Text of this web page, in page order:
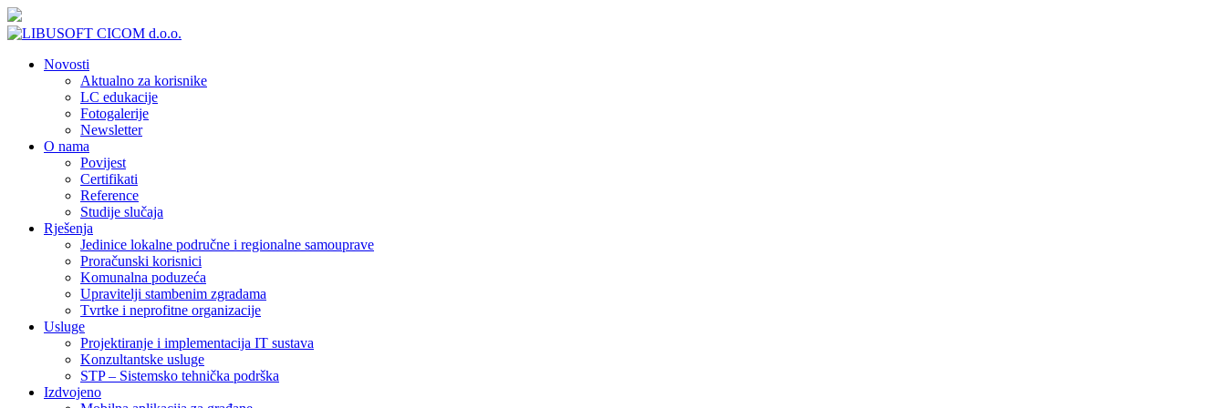
Novosti
Aktualno za korisnike
LC edukacije
Fotogalerije
Newsletter
O nama
Povijest
Certifikati
Reference
Studije slučaja
Rješenja
Jedinice lokalne područne i regionalne samouprave
Proračunski korisnici
Komunalna poduzeća
Upravitelji stambenim zgradama
Tvrtke i neprofitne organizacije
Usluge
Projektiranje i implementacija IT sustava
Konzultantske usluge
STP – Sistemsko tehnička podrška
Izdvojeno